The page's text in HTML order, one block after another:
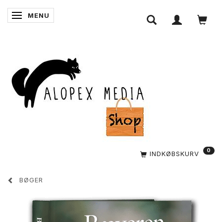
SKIFTE NAVIGATION
MENU
INDKØBSKURV 0
BØGER